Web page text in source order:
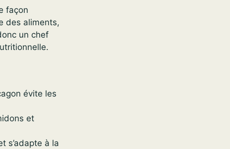
façon
des aliments,
un chef
évite les
et
s’adapte à la